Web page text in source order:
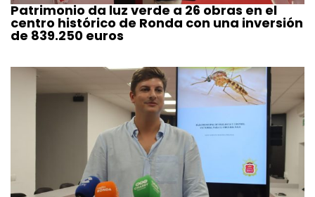
Patrimonio da luz verde a 26 obras en el
centro histórico de Ronda con una inversión
de 839.250 euros